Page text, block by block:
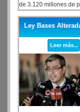
de 3.120 millones de
desde que lo declaró
Ley Bases
Leer más...